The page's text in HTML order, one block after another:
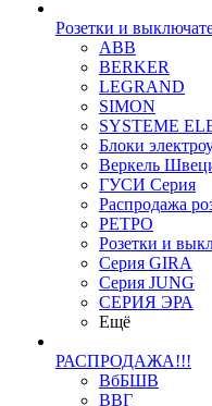
Розетки и
ABB
BERKER
LEGRAND
SIMON
SYSTEME
Блоки
Веркель
ГУСИ Серия
Распродажа
РЕТРО
Розетки и
Серия GIRA
Серия JUNG
СЕРИЯ ЭРА
Ещё
РАСПРОДАЖА!!!
ВбБШВ
ВВГ